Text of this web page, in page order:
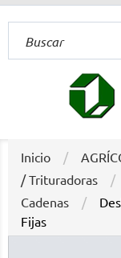
Inicio
/ Trituradoras
Cadenas
Fijas